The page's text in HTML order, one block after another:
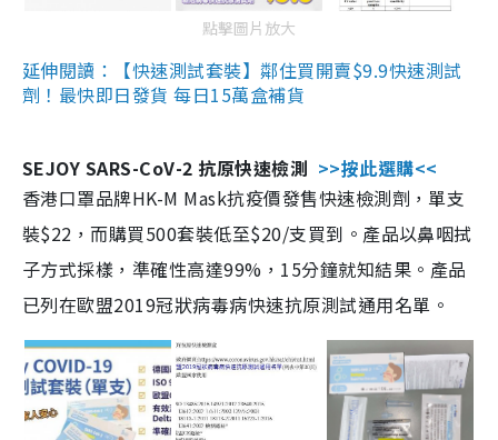
點擊圖片放大
延伸閱讀：【快速測試套裝】鄰住買開賣$9.9快速測試
劑！最快即日發貨 每日15萬盒補貨
SEJOY SARS-CoV-2 抗原快速檢測 >>按此選購<<
香港口罩品牌HK-M Mask抗疫價發售快速檢測劑，單支
裝$22，而購買500套裝低至$20/支買到。產品以鼻咽拭
子方式採樣，準確性高達99%，15分鐘就知結果。產品
已列在歐盟2019冠狀病毒病快速抗原測試通用名單。